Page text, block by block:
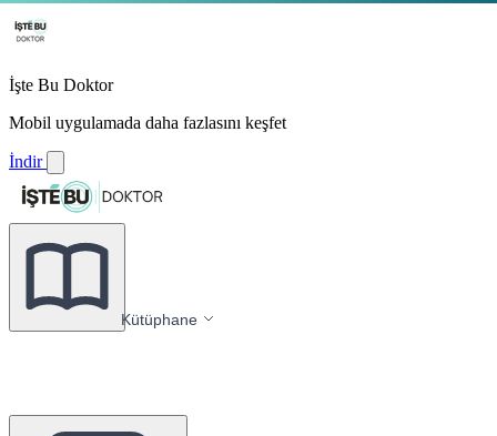
İşte Bu Doktor
Mobil uygulamada daha fazlasını keşfet
İndir
Kütüphane